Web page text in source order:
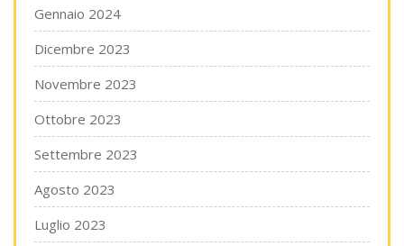
Gennaio 2024
Dicembre 2023
Novembre 2023
Ottobre 2023
Settembre 2023
Agosto 2023
Luglio 2023